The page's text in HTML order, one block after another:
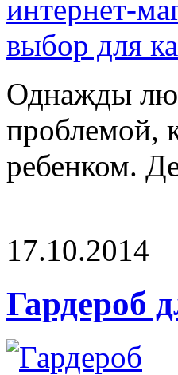
Однажды
проблемой,
ребенком.
17.10.2014
Гардероб